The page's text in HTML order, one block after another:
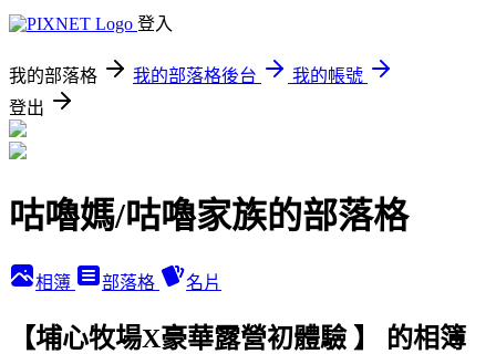
登入
我的部落格 我的部落格後台
我的帳號
登出
咕嚕媽/咕嚕家族的部落格
相簿 部落格 名片
【埔心牧場X豪華露營初體驗 】 的相簿